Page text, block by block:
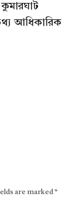
আধিকারিক
are marked*